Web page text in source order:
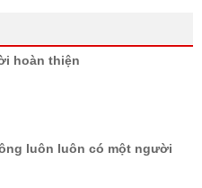
hoàn thiện
luôn luôn có một người